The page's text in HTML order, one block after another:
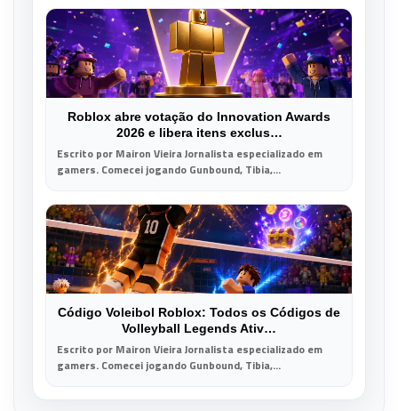
Roblox abre votação do Innovation Awards
2026 e libera itens exclus…
Escrito por Mairon Vieira Jornalista especializado em
gamers. Comecei jogando Gunbound, Tibia,...
Código Voleibol Roblox: Todos os Códigos de
Volleyball Legends Ativ…
Escrito por Mairon Vieira Jornalista especializado em
gamers. Comecei jogando Gunbound, Tibia,...